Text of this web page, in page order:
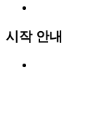
시작 안내